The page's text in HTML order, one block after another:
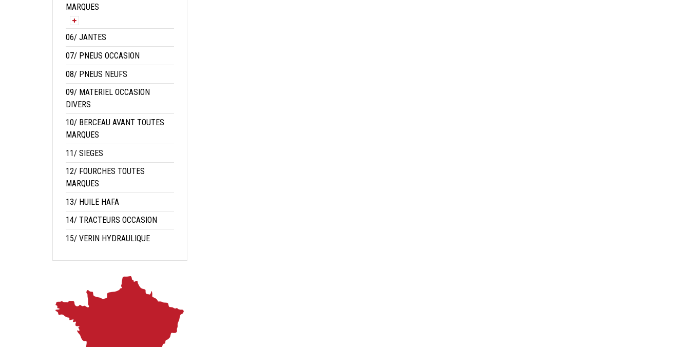
MARQUES
06/ JANTES
07/ PNEUS OCCASION
08/ PNEUS NEUFS
09/ MATERIEL OCCASION
DIVERS
10/ BERCEAU AVANT TOUTES
MARQUES
11/ SIEGES
12/ FOURCHES TOUTES
MARQUES
13/ HUILE HAFA
14/ TRACTEURS OCCASION
15/ VERIN HYDRAULIQUE